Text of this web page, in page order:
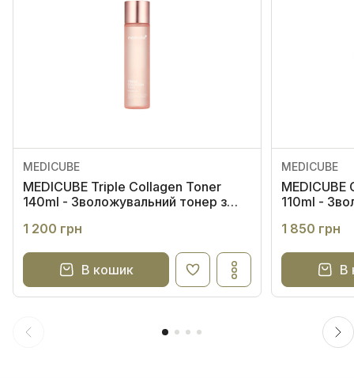
MEDICUBE
MEDICUBE Triple Collagen Toner
140ml - Зволожувальний тонер з
кислотою
1 200 грн
В кошик
MEDICUBE
110ml -
1 850 грн
В